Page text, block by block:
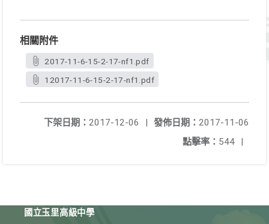
相關附件
2017-11-6-15-2-17-nf1.pdf
12017-11-6-15-2-17-nf1.pdf
發佈日期： 2017-11-06
下架日期： 2017-12-06
|
點擊率： 544 |
國立玉里高級中學